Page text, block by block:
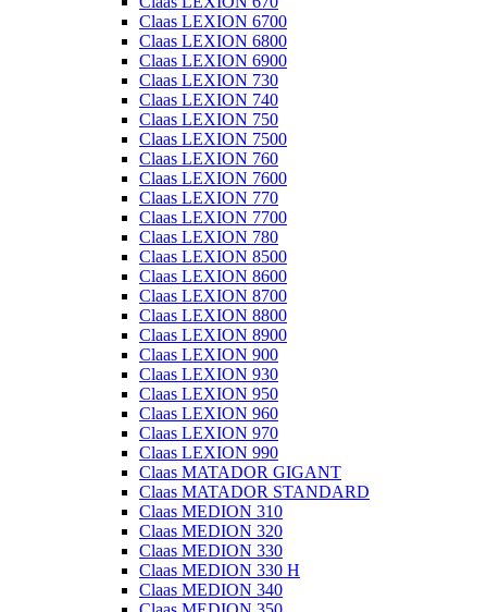
Claas LEXION 6700
Claas LEXION 6800
Claas LEXION 6900
Claas LEXION 730
Claas LEXION 740
Claas LEXION 750
Claas LEXION 7500
Claas LEXION 760
Claas LEXION 7600
Claas LEXION 770
Claas LEXION 7700
Claas LEXION 780
Claas LEXION 8500
Claas LEXION 8600
Claas LEXION 8700
Claas LEXION 8800
Claas LEXION 8900
Claas LEXION 900
Claas LEXION 930
Claas LEXION 950
Claas LEXION 960
Claas LEXION 970
Claas LEXION 990
Claas MATADOR GIGANT
Claas MATADOR STANDARD
Claas MEDION 310
Claas MEDION 320
Claas MEDION 330
Claas MEDION 330 H
Claas MEDION 340